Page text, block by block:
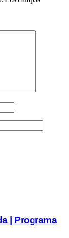
| Programa